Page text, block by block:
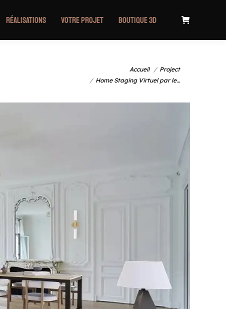
Réalisations Votre projet Boutique 3D
Accueil
Project
Home Staging Virtuel par le…